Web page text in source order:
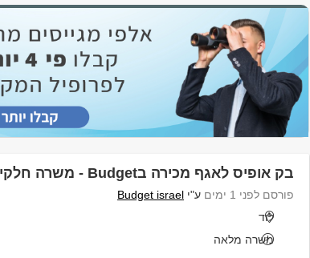
בק אופיס לאגף מכירה בBudget - משרה חלקית ושווה!
פורסם לפני 1 ימים ע"י Budget israel
לוד
משרה מלאה